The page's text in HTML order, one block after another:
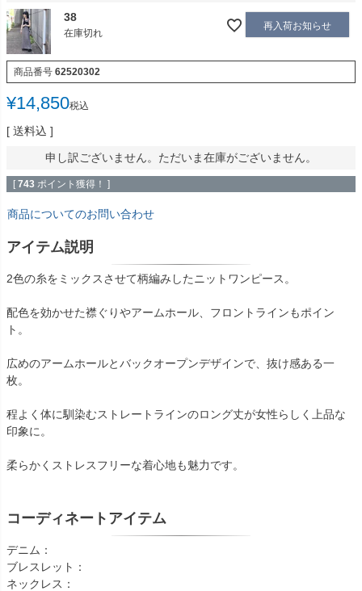
38
在庫切れ
再入荷お知らせ
商品番号 62520302
¥14,850税込
送料込
申し訳ございません。ただいま在庫がございません。
[ 743 ポイント獲得！ ]
商品についてのお問い合わせ
アイテム説明
2色の糸をミックスさせて柄編みしたニットワンピース。
配色を効かせた襟ぐりやアームホール、フロントラインもポイン
ト。
広めのアームホールとバックオープンデザインで、抜け感ある一
枚。
程よく体に馴染むストレートラインのロング丈が女性らしく上品な
印象に。
柔らかくストレスフリーな着心地も魅力です。
コーディネートアイテム
デニム：
ブレスレット：
ネックレス：